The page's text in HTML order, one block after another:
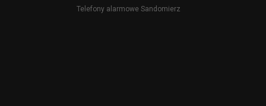
Telefony alarmowe Sandomierz